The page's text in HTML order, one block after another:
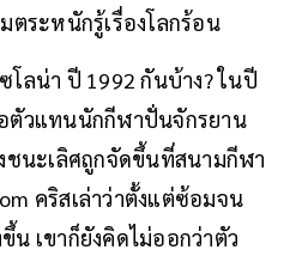
ตระหนักรู้เรื่องโลกร้อน
โลน่า ปี 1992 กันบ้าง? ในปี
ตัวแทนนักกีฬาปั่นจักรยาน
ชนะเลิศถูกจัดขึ้นที่สนามกีฬา
คริสเล่าว่าตั้งแต่ซ้อมจน
น เขาก็ยังคิดไม่ออกว่าตัว